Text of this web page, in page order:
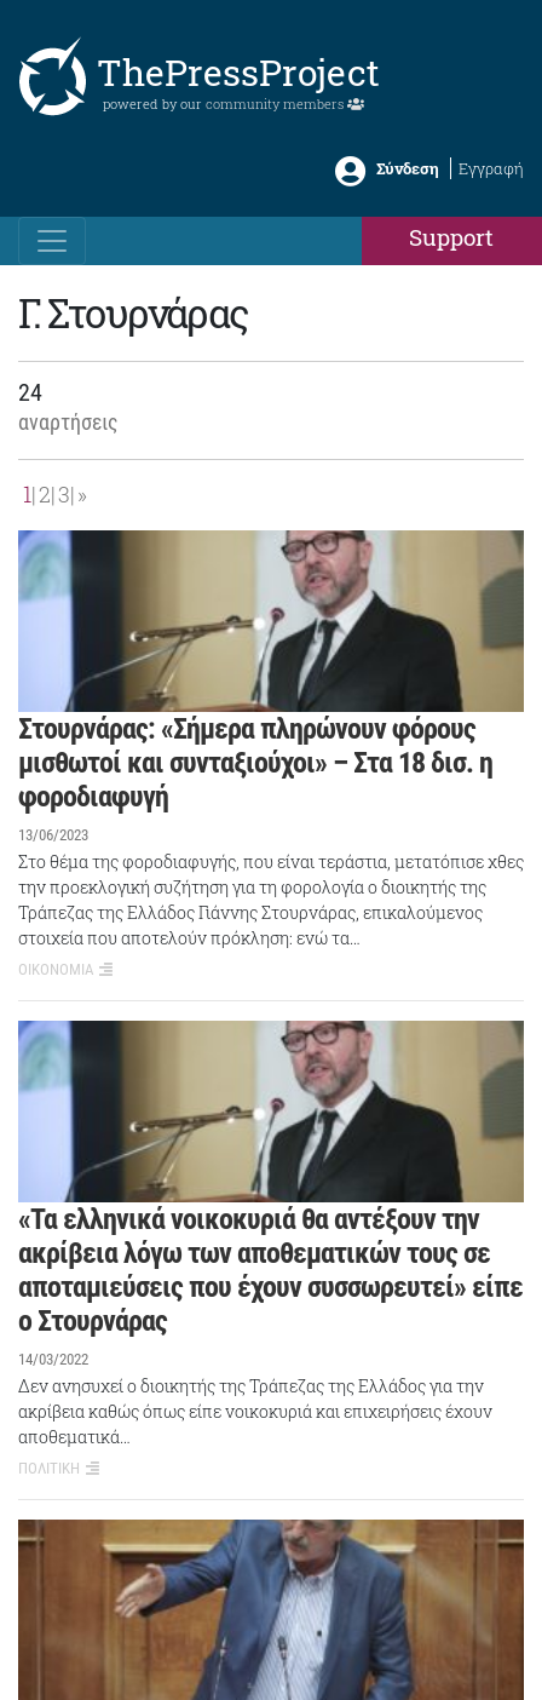
ThePressProject
powered by our community members
Σύνδεση Εγγραφή
Support
Γ. Στουρνάρας
24
αναρτήσεις
1 2 3 »
Στουρνάρας: «Σήμερα πληρώνουν φόρους
μισθωτοί και συνταξιούχοι» – Στα 18 δισ. η
φοροδιαφυγή
13/06/2023
Στο θέμα της φοροδιαφυγής, που είναι τεράστια, μετατόπισε χθες
την προεκλογική συζήτηση για τη φορολογία ο διοικητής της
Τράπεζας της Ελλάδος Γιάννης Στουρνάρας, επικαλούμενος
στοιχεία που αποτελούν πρόκληση: ενώ τα…
ΟΙΚΟΝΟΜΙΑ
«Τα ελληνικά νοικοκυριά θα αντέξουν την
ακρίβεια λόγω των αποθεματικών τους σε
αποταμιεύσεις που έχουν συσσωρευτεί» είπε
ο Στουρνάρας
14/03/2022
Δεν ανησυχεί ο διοικητής της Τράπεζας της Ελλάδος για την
ακρίβεια καθώς όπως είπε νοικοκυριά και επιχειρήσεις έχουν
αποθεματικά…
ΠΟΛΙΤΙΚΗ